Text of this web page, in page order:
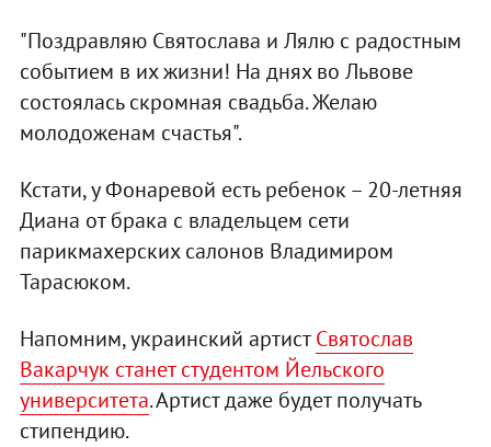
"Поздравляю Святослава и Лялю с радостным
событием в их жизни! На днях во Львове
состоялась скромная свадьба. Желаю
молодоженам счастья".
Кстати, у Фонаревой есть ребенок – 20-летняя
Диана от брака с владельцем сети
парикмахерских салонов Владимиром
Тарасюком.
Напомним, украинский артистСвятослав
Вакарчук станет студентом Йельского
университета. Артист даже будет получать
стипендию.